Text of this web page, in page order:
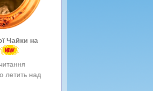
Чайки на
летить над